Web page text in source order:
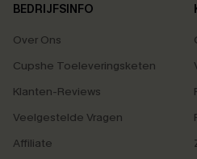
BEDRIJFSINFO
Over Ons
Cupshe Toeleveringsketen
Klanten-Reviews
Veelgestelde Vragen
Affiliate